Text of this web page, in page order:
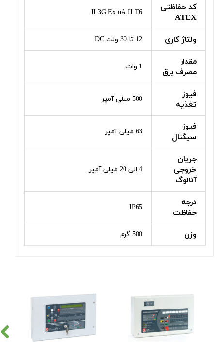
کد حفاظتی
ATEX
II 3G Ex nA II T6
ولتاژ کاری 12 تا 30 ولت DC
مقدار
مصرف برق
1 وات
فیوز
تغذیه
500 میلی آمپر
فیوز
سیگنال
63 میلی آمپر
جریان
خروجی
آنالوگ
4 الی 20 میلی آمپر
درجه
حفاظت
IP65
وزن 500 گرم